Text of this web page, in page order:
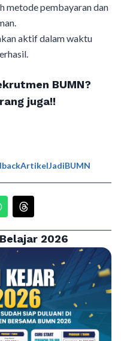
metode pembayaran dan
aktif dalam waktu
BUMN?
juga!!
2026